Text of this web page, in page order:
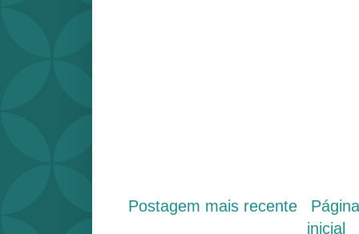
Postagem mais recente
inicial